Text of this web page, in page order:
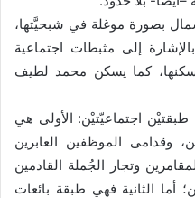
بصورة موغلة في شبحيَّتها،
إلى مثبطات اجتماعية
كما يسكن محمد لطيف
طبقتيْن اجتماعيّتيْن: الأولى هي
وقدامى الموظفين العابرين
وتجار الجُملة القادمين
أما الثانية فهي طبقة بائعات